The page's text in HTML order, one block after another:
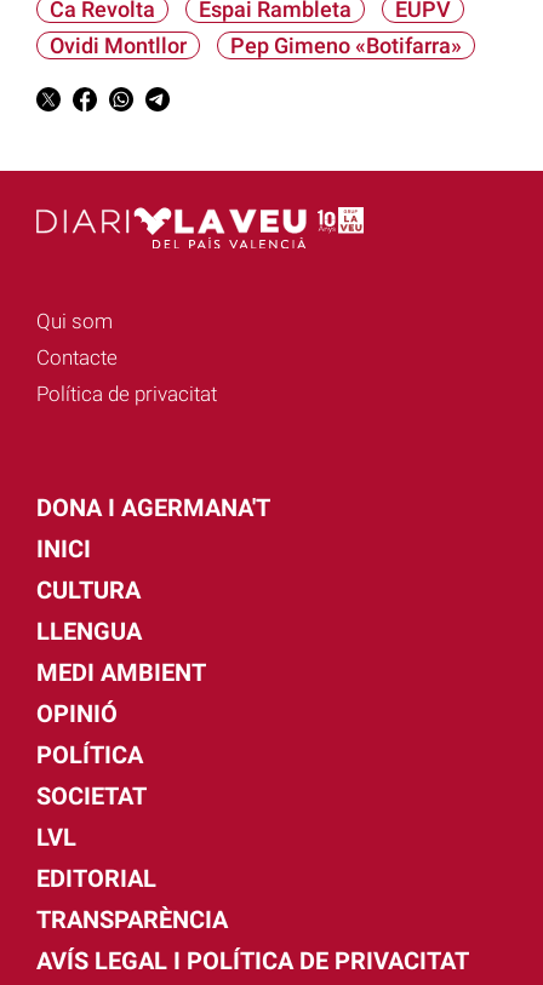
Ca Revolta Espai Rambleta
EUPV
Ovidi Montllor
Pep Gimeno «Botifarra»
Qui som
Contacte
Política de privacitat
DONA I AGERMANA'T
INICI
CULTURA
LLENGUA
MEDI AMBIENT
OPINIÓ
POLÍTICA
SOCIETAT
LVL
EDITORIAL
TRANSPARÈNCIA
AVÍS LEGAL I POLÍTICA DE PRIVACITAT